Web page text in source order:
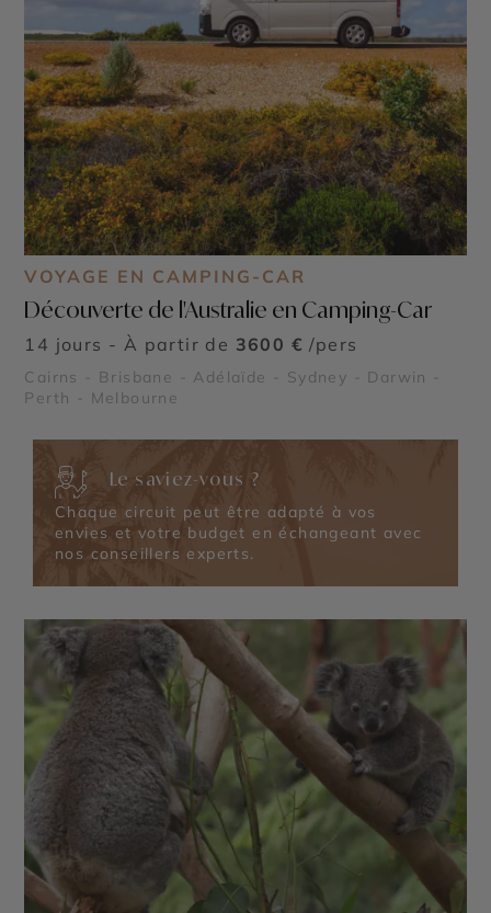
VOYAGE EN CAMPING-CAR
Découverte de l'Australie en Camping-Car
14 jours - À partir de 3600 € /pers
Cairns - Brisbane - Adélaïde - Sydney - Darwin -
Perth - Melbourne
Le saviez-vous ?
Chaque circuit peut être adapté à vos
envies et votre budget en échangeant avec
nos conseillers experts.